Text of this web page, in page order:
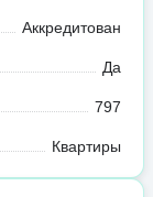
Аккредитован
Да
797
Квартиры